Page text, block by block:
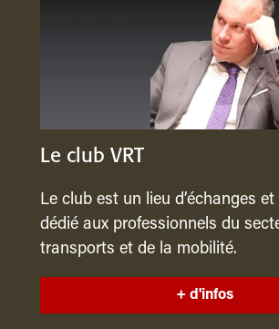
Le club VRT
Le club est un lieu d’échanges
dédié aux professionnels du
transports et de la mobilité.
+ d'infos